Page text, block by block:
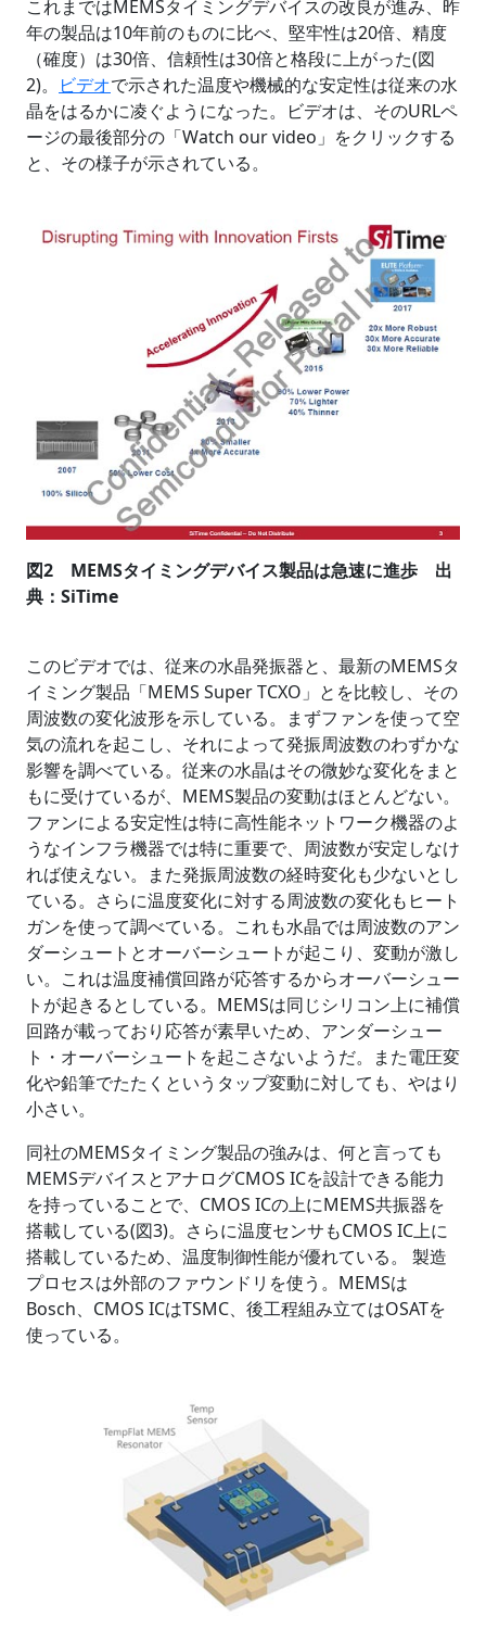
これまではMEMSタイミングデバイスの改良が進み、昨
年の製品は10年前のものに比べ、堅牢性は20倍、精度
（確度）は30倍、信頼性は30倍と格段に上がった(図
2)。
ビデオで示された温度や機械的な安定性は従来の水
晶をはるかに凌ぐようになった。ビデオは、そのURLペ
ージの最後部分の「Watch our video」をクリックする
と、その様子が示されている。
図2 MEMSタイミングデバイス製品は急速に進歩 出
典：SiTime
このビデオでは、従来の水晶発振器と、最新のMEMSタ
イミング製品「MEMS Super TCXO」とを比較し、その
周波数の変化波形を示している。まずファンを使って空
気の流れを起こし、それによって発振周波数のわずかな
影響を調べている。従来の水晶はその微妙な変化をまと
もに受けているが、MEMS製品の変動はほとんどない。
ファンによる安定性は特に高性能ネットワーク機器のよ
うなインフラ機器では特に重要で、周波数が安定しなけ
れば使えない。また発振周波数の経時変化も少ないとし
ている。さらに温度変化に対する周波数の変化もヒート
ガンを使って調べている。これも水晶では周波数のアン
ダーシュートとオーバーシュートが起こり、変動が激し
い。これは温度補償回路が応答するからオーバーシュー
トが起きるとしている。MEMSは同じシリコン上に補償
回路が載っており応答が素早いため、アンダーシュー
ト・オーバーシュートを起こさないようだ。また電圧変
化や鉛筆でたたくというタップ変動に対しても、やはり
小さい。
同社のMEMSタイミング製品の強みは、何と言っても
MEMSデバイスとアナログCMOS ICを設計できる能力
を持っていることで、CMOS ICの上にMEMS共振器を
搭載している(図3)。さらに温度センサもCMOS IC上に
搭載しているため、温度制御性能が優れている。 製造
プロセスは外部のファウンドリを使う。MEMSは
Bosch、CMOS ICはTSMC、後工程組み立てはOSATを
使っている。